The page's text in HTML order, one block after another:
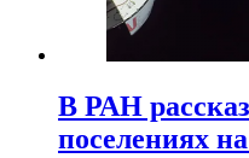
В РАН
поселениях